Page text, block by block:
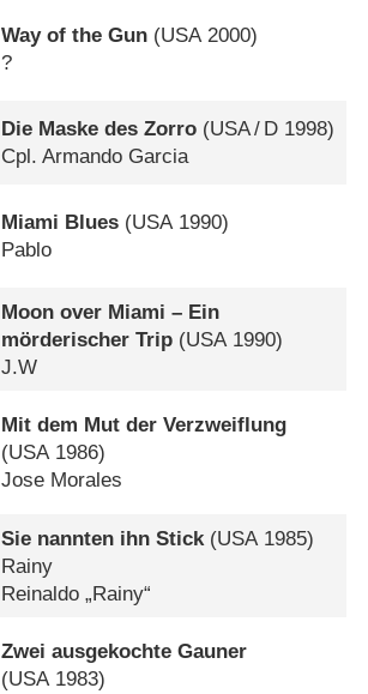
Way of the Gun (USA 2000)
?
Die Maske des Zorro (USA/ D 1998)
Cpl. Armando Garcia
Miami Blues (USA1990)
Pablo
Moon over Miami – Ein
mörderischer Trip (USA1990)
J.W
Mit dem Mut der Verzweiflung
(USA1986)
Jose Morales
Sie nannten ihn Stick(USA1985)
Rainy
Reinaldo „Rainy“
Zwei ausgekochte Gauner
(USA1983)